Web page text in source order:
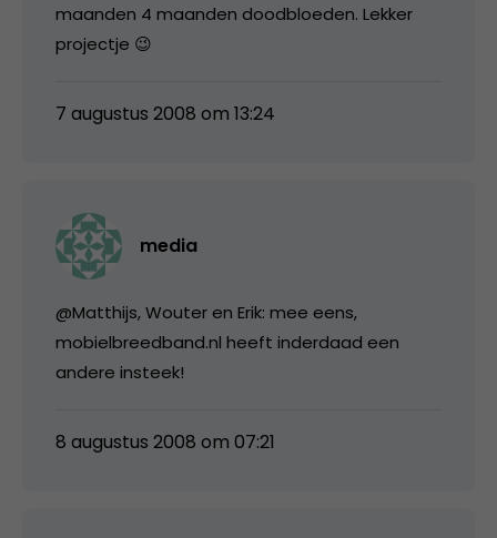
maanden 4 maanden doodbloeden. Lekker
projectje 😉
7 augustus 2008 om 13:24
media
@Matthijs, Wouter en Erik: mee eens,
mobielbreedband.nl heeft inderdaad een
andere insteek!
8 augustus 2008 om 07:21